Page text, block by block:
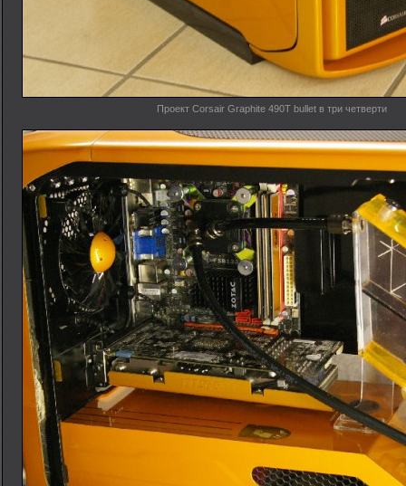
Проект Corsair Graphite 490T bullet в три четверти